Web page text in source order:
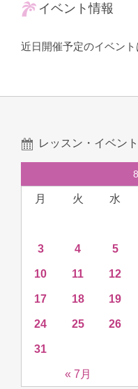
イベント情報
近日開催予定のイベン
レッスン・イベン
月 火 水
« 7月
3 4 5
10 11 12
17 18 19
24 25 26
31